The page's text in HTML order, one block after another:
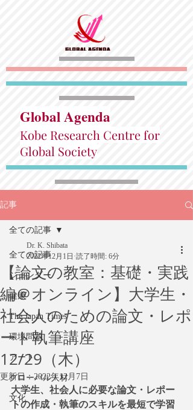
Global Agenda
Kobe Research Centre for
Global Society
記事
全ての記事
ジェンダー
健康
The Japan Times
環境問題
アート
グローバル人材
文化
全ての記事
【論文の教室：基礎・実践
編＠オンライン】大学生・
社会人のための論文・レポ
ート執筆講座
12/29（木）
Dr. K. Shibata
2022年12月1日 読了時間: 6分
更新日：2022年12月7日
大学生、社会人に必要な論文・レポー
トの作成・執筆のスキルを最短で学習